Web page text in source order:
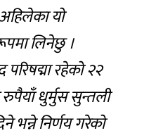
यो
लिनेछु ।
रहेको २२
धुर्मुस सुन्तली
भन्ने निर्णय गरेको